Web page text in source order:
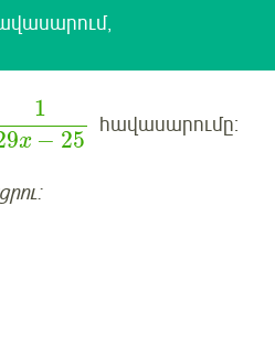
1
x − 25
հավասարումը: